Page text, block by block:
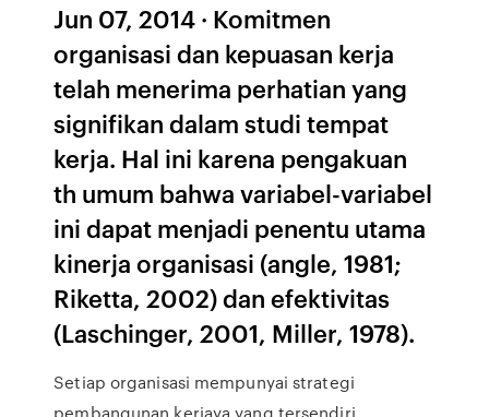
Jun 07, 2014 · Komitmen
organisasi dan kepuasan kerja
telah menerima perhatian yang
signifikan dalam studi tempat
kerja. Hal ini karena pengakuan
th umum bahwa variabel-variabel
ini dapat menjadi penentu utama
kinerja organisasi (angle, 1981;
Riketta, 2002) dan efektivitas
(Laschinger, 2001, Miller, 1978).
Setiap organisasi mempunyai strategi
pembangunan kerjaya yang tersendiri.